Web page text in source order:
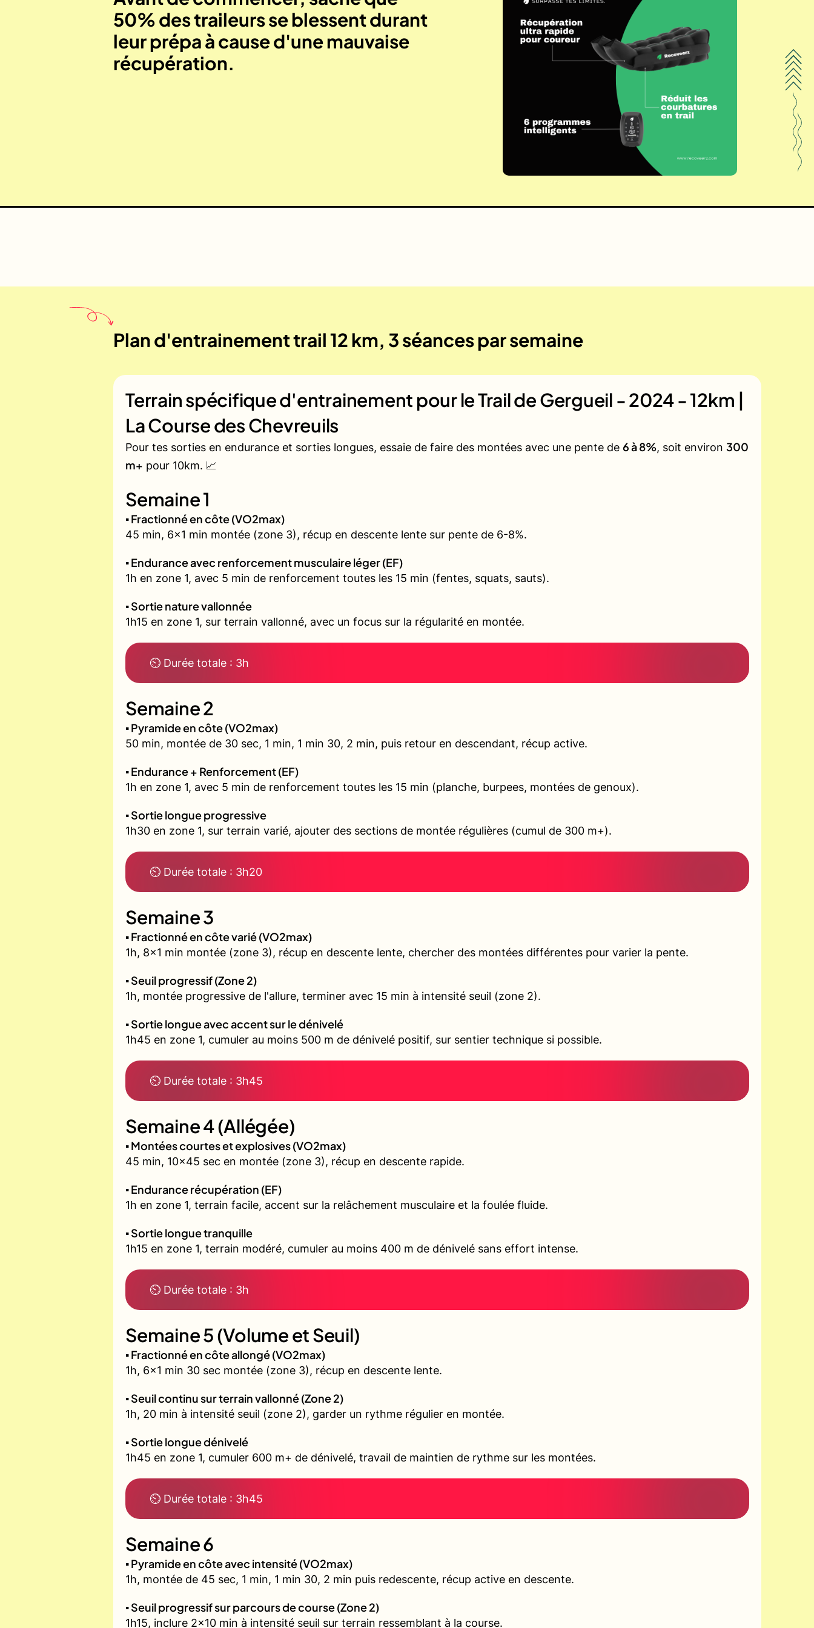
50% des traileurs se blessent durant
leur prépa à cause d'une mauvaise
récupération.
Plan d'entrainement trail 12 km, 3 séances par semaine
Terrain spécifique d'entrainement pour leTrail de Gergueil - 2024 - 12km |
La Course des Chevreuils
Pour tes sorties en endurance et sorties longues, essaie de faire des montées avec une pente de 6 à 8%, soit environ 300
m+ pour 10km. 📈
Semaine 1
▪️ Fractionné en côte (VO2max)
45 min, 6x1 min montée (zone 3), récup en descente lente sur pente de 6-8%.
▪️ Endurance avec renforcement musculaire léger (EF)
1h en zone 1, avec 5 min de renforcement toutes les 15 min (fentes, squats, sauts).
▪️ Sortie nature vallonnée
1h15 en zone 1, sur terrain vallonné, avec un focus sur la régularité en montée.
⏲ Durée totale : 3h
Semaine 2
▪️ Pyramide en côte (VO2max)
50 min, montée de 30 sec, 1 min, 1 min 30, 2 min, puis retour en descendant, récup active.
▪️ Endurance + Renforcement (EF)
1h en zone 1, avec 5 min de renforcement toutes les 15 min (planche, burpees, montées de genoux).
▪️ Sortie longue progressive
1h30 en zone 1, sur terrain varié, ajouter des sections de montée régulières (cumul de 300 m+).
⏲ Durée totale : 3h20
Semaine 3
▪️ Fractionné en côte varié (VO2max)
1h, 8x1 min montée (zone 3), récup en descente lente, chercher des montées différentes pour varier la pente.
▪️ Seuil progressif (Zone 2)
1h, montée progressive de l'allure, terminer avec 15 min à intensité seuil (zone 2).
▪️ Sortie longue avec accent sur le dénivelé
1h45 en zone 1, cumuler au moins 500 m de dénivelé positif, sur sentier technique si possible.
⏲ Durée totale : 3h45
Semaine 4 (Allégée)
▪️ Montées courtes et explosives (VO2max)
45 min, 10x45 sec en montée (zone 3), récup en descente rapide.
▪️ Endurance récupération (EF)
1h en zone 1, terrain facile, accent sur la relâchement musculaire et la foulée fluide.
▪️ Sortie longue tranquille
1h15 en zone 1, terrain modéré, cumuler au moins 400 m de dénivelé sans effort intense.
⏲ Durée totale : 3h
Semaine 5 (Volume et Seuil)
▪️ Fractionné en côte allongé (VO2max)
1h, 6x1 min 30 sec montée (zone 3), récup en descente lente.
▪️ Seuil continu sur terrain vallonné (Zone 2)
1h, 20 min à intensité seuil (zone 2), garder un rythme régulier en montée.
▪️ Sortie longue dénivelé
1h45 en zone 1, cumuler 600 m+ de dénivelé, travail de maintien de rythme sur les montées.
⏲ Durée totale : 3h45
Semaine 6
▪️ Pyramide en côte avec intensité (VO2max)
1h, montée de 45 sec, 1 min, 1 min 30, 2 min puis redescente, récup active en descente.
▪️ Seuil progressif sur parcours de course (Zone 2)
1h15, inclure 2x10 min à intensité seuil sur terrain ressemblant à la course.